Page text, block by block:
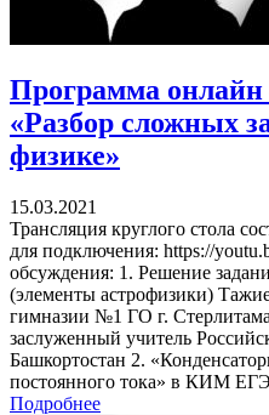
Программа онлайн
«Разбор сложных
физике»
15.03.2021
Трансляция круглого стола
для подключения: https://
обсуждения: 1. Решение
(элементы астрофизики)
гимназии №1 ГО г.
заслуженный учитель
Башкортостан 2.
постоянного тока» в КИМ
Подробнее